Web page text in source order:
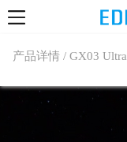
产品详情 / GX03 Ultra